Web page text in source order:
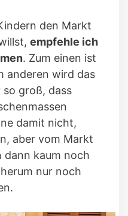
den Markt
empfehle ich
. Zum einen ist
anderen wird das
so groß, dass
damit nicht,
aber vom Markt
dann kaum noch
nur noch